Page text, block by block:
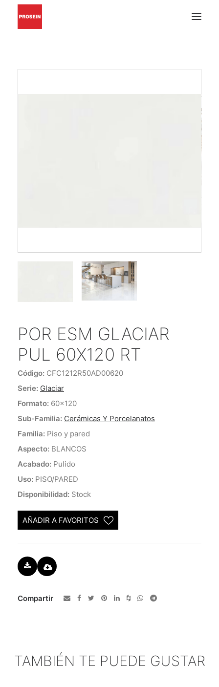
GRIFERÍAS Y ACCESORIOS
POR ESM GLACIAR
PUL 60X120 RT
Código: CFC1212R50AD00620
Serie: Glaciar
Formato: 60x120
Sub-Familia: Cerámicas Y Porcelanatos
Familia: Piso y pared
Aspecto: BLANCOS
Acabado: Pulido
Uso: PISO/PARED
Disponibilidad: Stock
AÑADIR A FAVORITOS
Compartir
TAMBIÉN TE PUEDE GUSTAR